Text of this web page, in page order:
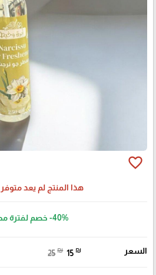
favorite_border
هذا المنتج لم يعد
-40% خصم لفترة
السعر 25 ₪ 15 ₪